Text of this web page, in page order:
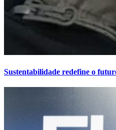
Sustentabilidade redefine o